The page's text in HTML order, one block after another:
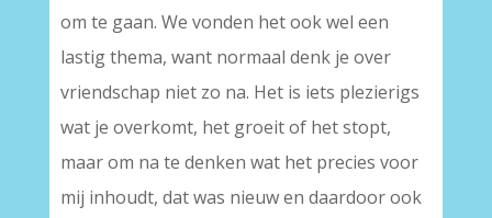
om te gaan. We vonden het ook wel een
lastig thema, want normaal denk je over
vriendschap niet zo na. Het is iets plezierigs
wat je overkomt, het groeit of het stopt,
maar om na te denken wat het precies voor
mij inhoudt, dat was nieuw en daardoor ook